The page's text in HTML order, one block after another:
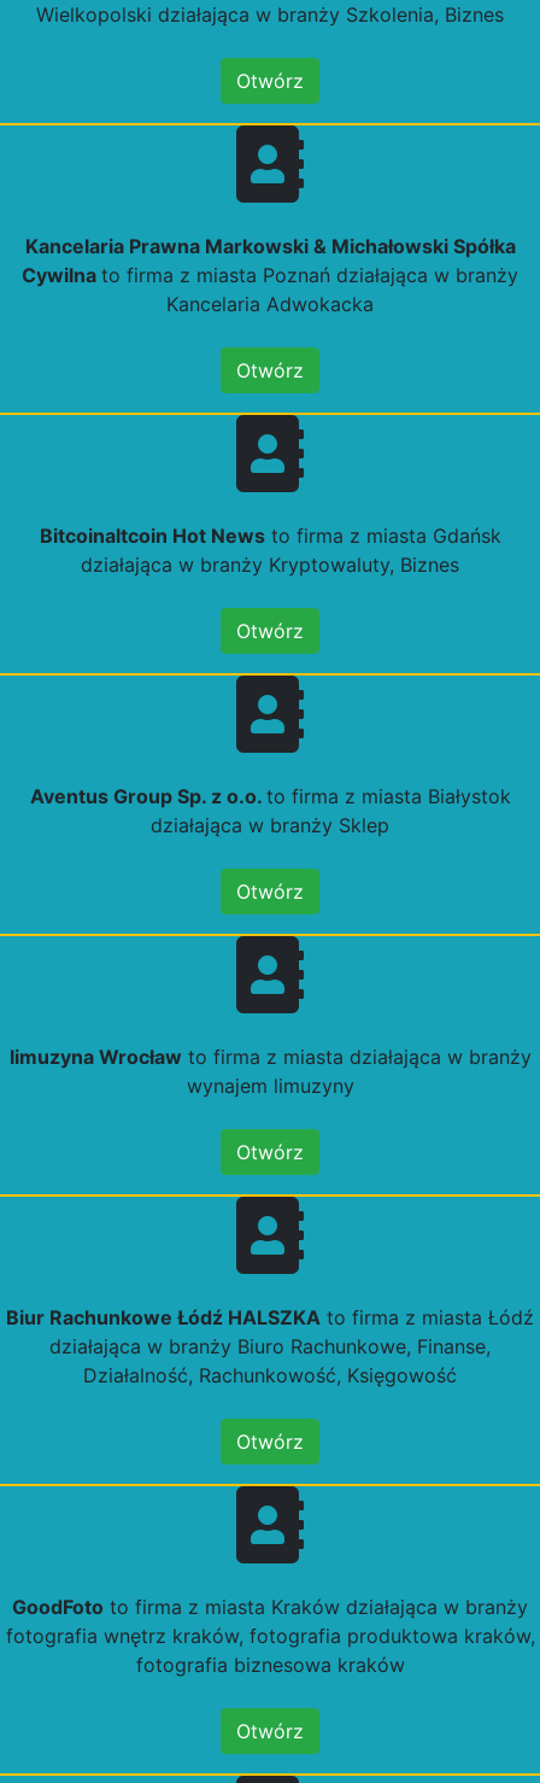
Wielkopolski działająca w branży Szkolenia, Biznes
Otwórz
Kancelaria Prawna Markowski & Michałowski Spółka
Cywilna to firma z miasta Poznań działająca w branży
Kancelaria Adwokacka
Otwórz
Bitcoinaltcoin Hot Newsto firma z miasta Gdańsk
działająca w branży Kryptowaluty, Biznes
Otwórz
Aventus Group Sp. z o.o. to firma z miasta Białystok
działająca w branży Sklep
Otwórz
limuzyna Wrocław to firma z miasta działająca w branży
wynajem limuzyny
Otwórz
Biur Rachunkowe Łódź HALSZKA to firma z miasta Łódź
działająca w branży Biuro Rachunkowe, Finanse,
Działalność, Rachunkowość, Księgowość
Otwórz
GoodFoto to firma z miasta Kraków działająca w branży
fotografia wnętrz kraków, fotografia produktowa kraków,
fotografia biznesowa kraków
Otwórz